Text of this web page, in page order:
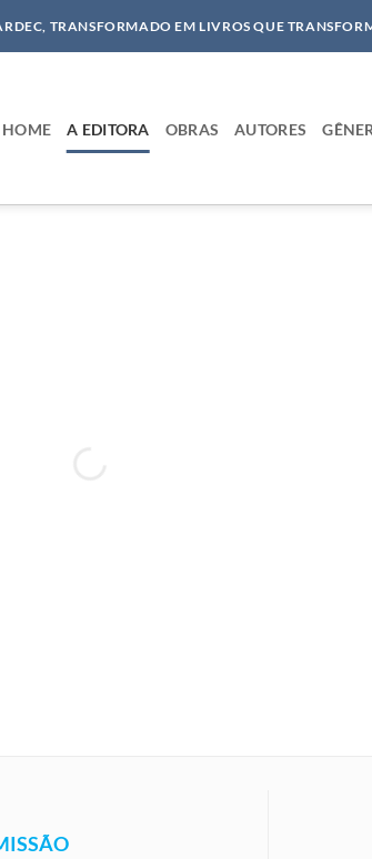
TRANSFORMADO EM LIVROS QUE
HOME A EDITORA OBRAS AUTORES